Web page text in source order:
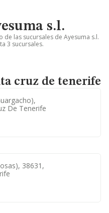
s.l.
las sucursales de Ayesuma s.l.
3 sucursales.
cruz de tenerife
De Tenerife
38631,